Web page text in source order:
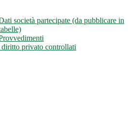
società partecipate (da pubblicare in
privato controllati